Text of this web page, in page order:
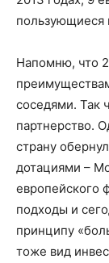
пользующиеся
Напомню, что
соседями. Так
партнерство.
страну
дотациями –
европейского
подходы и
принципу
тоже вид